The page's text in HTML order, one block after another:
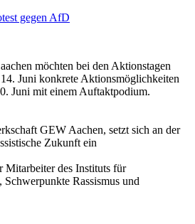
gegen AfD
möchten bei den Aktionstagen
Juni konkrete Aktionsmöglichkeiten
Juni mit einem Auftaktpodium.
GEW Aachen, setzt sich an der
Zukunft ein
Mitarbeiter des Instituts für
Rassismus und